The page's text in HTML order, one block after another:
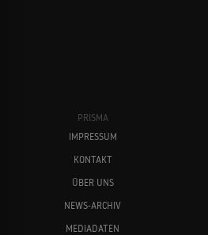
PRISMA
IMPRESSUM
KONTAKT
ÜBER UNS
NEWS-ARCHIV
MEDIADATEN